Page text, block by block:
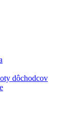
dôchodcov